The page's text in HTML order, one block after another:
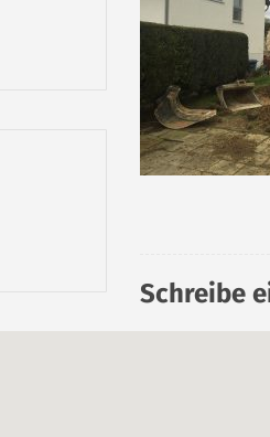
Schreibe
Deine E-Mail-